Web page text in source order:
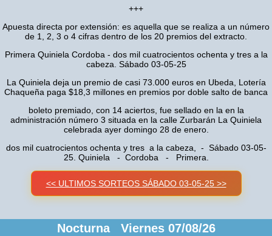
+++
Apuesta directa por extensión: es aquella que se realiza a un número
de 1, 2, 3 o 4 cifras dentro de los 20 premios del extracto.
Primera Quiniela Cordoba - dos mil cuatrocientos ochenta y tres a la
cabeza. Sábado 03-05-25
La Quiniela deja un premio de casi 73.000 euros en Ubeda, Lotería
Chaqueña paga $18,3 millones en premios por doble salto de banca
boleto premiado, con 14 aciertos, fue sellado en la en la
administración número 3 situada en la calle Zurbarán La Quiniela
celebrada ayer domingo 28 de enero.
dos mil cuatrocientos ochenta y tres a la cabeza, - Sábado 03-05-
25. Quiniela - Cordoba - Primera.
<< ULTIMOS SORTEOS SÁBADO 03-05-25 >>
Nocturna Viernes 07/08/26